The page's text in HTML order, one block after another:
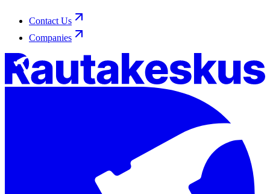
Contact Us
Companies